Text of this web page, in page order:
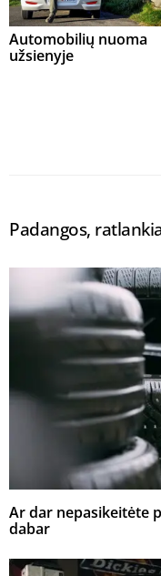
Automobilių nuoma
užsienyje
Padangos,
Ar dar nepasikeitėte
dabar